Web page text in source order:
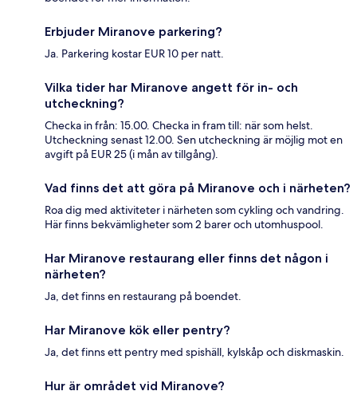
Erbjuder Miranove parkering?
Ja. Parkering kostar EUR 10 per natt.
Vilka tider har Miranove angett för in- och
utcheckning?
Checka in från: 15.00. Checka in fram till: när som helst.
Utcheckning senast 12.00. Sen utcheckning är möjlig mot en
avgift på EUR 25 (i mån av tillgång).
Vad finns det att göra på Miranove och i närheten?
Roa dig med aktiviteter i närheten som cykling och vandring.
Här finns bekvämligheter som 2 barer och utomhuspool.
Har Miranove restaurang eller finns det någon i
närheten?
Ja, det finns en restaurang på boendet.
Har Miranove kök eller pentry?
Ja, det finns ett pentry med spishäll, kylskåp och diskmaskin.
Hur är området vid Miranove?